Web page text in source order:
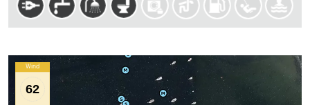
Wind
62